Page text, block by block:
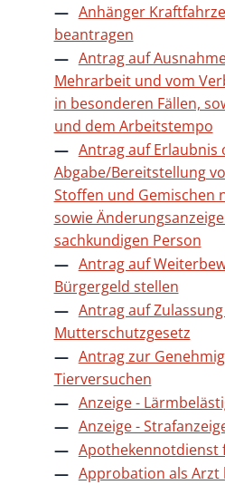
Anhänger
beantragen
Antrag auf
Mehrarbeit und vom
in besonderen Fällen,
und dem Arbeitstempo
Antrag auf Erlaubnis
Abgabe/Bereitstellung
Stoffen und Gemischen
sowie
sachkundigen Person
Antrag auf
Bürgergeld stellen
Antrag auf
Mutterschutzgesetz
Antrag zur
Tierversuchen
Anzeige -
Anzeige -
Apothekennotdienst
Approbation als Arzt